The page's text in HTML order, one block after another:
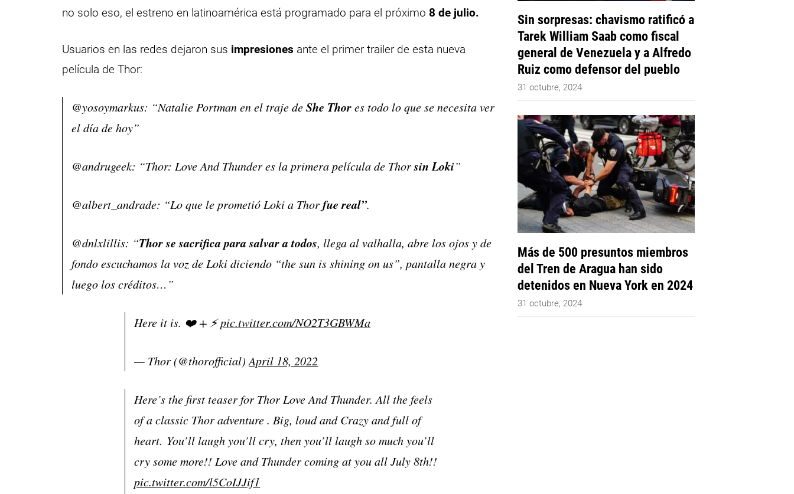
no solo eso, el estreno en latinoamérica está programado para el próximo 8 de julio.
Usuarios en las redes dejaron sus impresiones ante el primer trailer de esta nueva
película de Thor:
@yosoymarkus: “Natalie Portman en el traje deShe Thores todo lo que se necesita ver
el día de hoy”
@andrugeek: “Thor: Love And Thunder es la primera película de Thorsin Loki”
@albert_andrade: “Lo que le prometió Loki a Thorfue real”.
@dnlxlillis: “Thor se sacrifica para salvar a todos, llega al valhalla, abre los ojos y de
fondo escuchamos la voz de Loki diciendo “the sun is shining on us”, pantalla negra y
luego los créditos…”
Here it is. ❤️ + ⚡️pic.twitter.com/NO2T3GBWMa
— Thor (@thorofficial)April 18, 2022
Here’s the first teaser for Thor Love And Thunder. All the feels
of a classic Thor adventure . Big, loud and Crazy and full of
heart. You’ll laugh you’ll cry, then you’ll laugh so much you’ll
cry some more!! Love and Thunder coming at you all July 8th!!
pic.twitter.com/l5CoIJJif1
Sin sorpresas: chavismo ratificó a
Tarek William Saab como fiscal
general de Venezuela y a Alfredo
Ruiz como defensor del pueblo
31 octubre, 2024
Más de 500 presuntos miembros
del Tren de Aragua han sido
detenidos en Nueva York en 2024
31 octubre, 2024